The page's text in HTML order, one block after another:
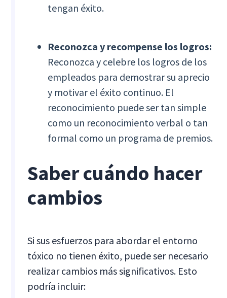
tengan éxito.
Reconozca y recompense los logros:
Reconozca y celebre los logros de los
empleados para demostrar su aprecio
y motivar el éxito continuo. El
reconocimiento puede ser tan simple
como un reconocimiento verbal o tan
formal como un programa de premios.
Saber cuándo hacer
cambios
Si sus esfuerzos para abordar el entorno
tóxico no tienen éxito, puede ser necesario
realizar cambios más significativos. Esto
podría incluir: